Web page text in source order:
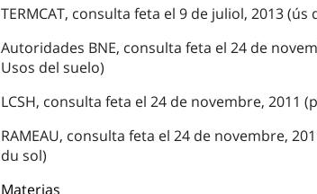
TERMCAT, consulta feta el 9 de juliol, 2013 (ús
Autoridades BNE, consulta feta el 24 de
Usos del suelo)
LCSH, consulta feta el 24 de novembre, 2011
RAMEAU, consulta feta el 24 de novembre,
du sol)
Materias